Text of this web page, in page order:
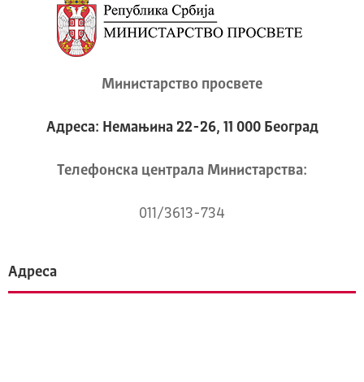
Министарство просвете
Адреса: Немањина 22-26, 11 000 Београд
Телeфонска централа Mинистарства:
011/3613-734
Адреса